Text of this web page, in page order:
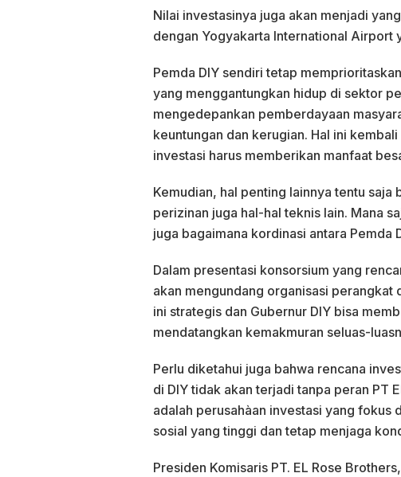
Nilai investasinya juga akan menjadi
dengan Yogyakarta International Airport
Pemda DIY sendiri tetap
yang menggantungkan hidup di sektor
mengedepankan pemberdayaan
keuntungan dan kerugian. Hal ini
investasi harus memberikan manfaat
Kemudian, hal penting lainnya tentu saja
perizinan juga hal-hal teknis lain. Mana
juga bagaimana kordinasi antara Pemda
Dalam presentasi konsorsium yang
akan mengundang organisasi
ini strategis dan Gubernur DIY bisa
mendatangkan kemakmuran seluas-
Perlu diketahui juga bahwa rencana
di DIY tidak akan terjadi tanpa peran PT
adalah perusahàan investasi yang
sosial yang tinggi dan tetap menjaga
Presiden Komisaris PT. EL Rose